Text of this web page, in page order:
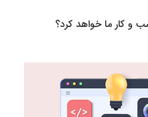
کار ما خواهد کرد؟